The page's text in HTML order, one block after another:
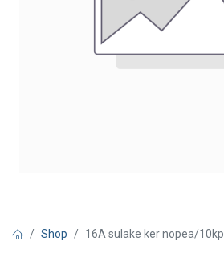
Shop 16A sulake ker nopea/10kpl